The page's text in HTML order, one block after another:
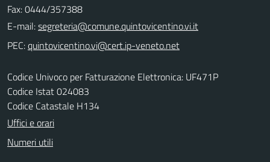
Fax: 0444/357388
E-mail:
PEC:
Codice Univoco per Fatturazione Elettronica: UF471P
Codice Istat 024083
Codice Catastale H134
Uffici e orari
Numeri utili